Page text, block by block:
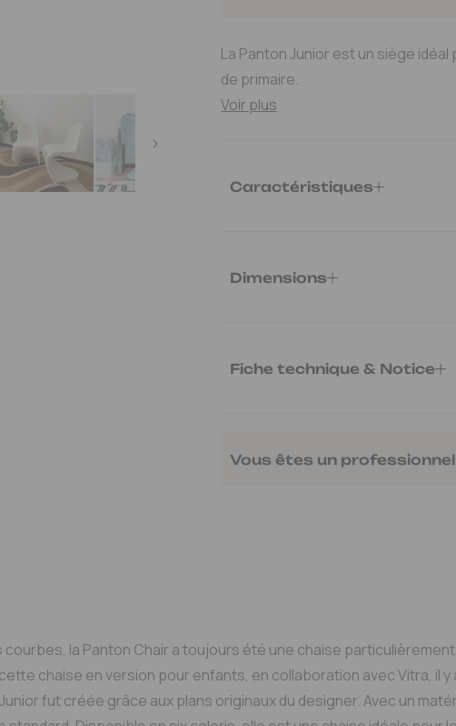
La Panton Junior est un siège
de primaire.
Voir plus
Caractéristiques
Dimensions
Fiche technique & Notice
Vous êtes un
la Panton Chair a toujours été une chaise
chaise en version pour enfants, en collaboration avec Vitra, il y
fut créée grâce aux plans originaux du designer. Avec un